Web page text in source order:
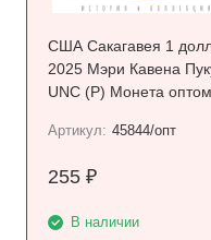
США Сакагавея 1
2025 Мэри Кавена
UNC (P) Монета оптом
Артикул: 45844/опт
255 ₽
В наличии